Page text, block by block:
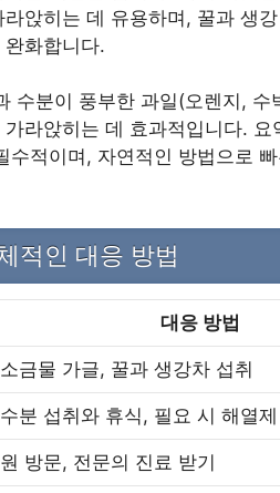
앉히는 데 유용하며, 꿀과 생
화합니다.
수분이 풍부한 과일(오렌지, 수
라앉히는 데 효과적입니다. 요
적이며, 자연적인 방법으로
적인 대응 방법
대응 방법
금물 가글, 꿀과 생강차 섭취
분 섭취와 휴식, 필요 시 해열
방문, 전문의 진료 받기